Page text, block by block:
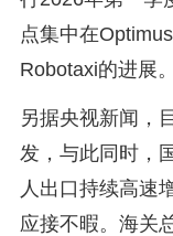
点集中在
Robotaxi的进展。
另据央视新闻，
发，与此同时，
人出口持续高速
应接不暇。海关